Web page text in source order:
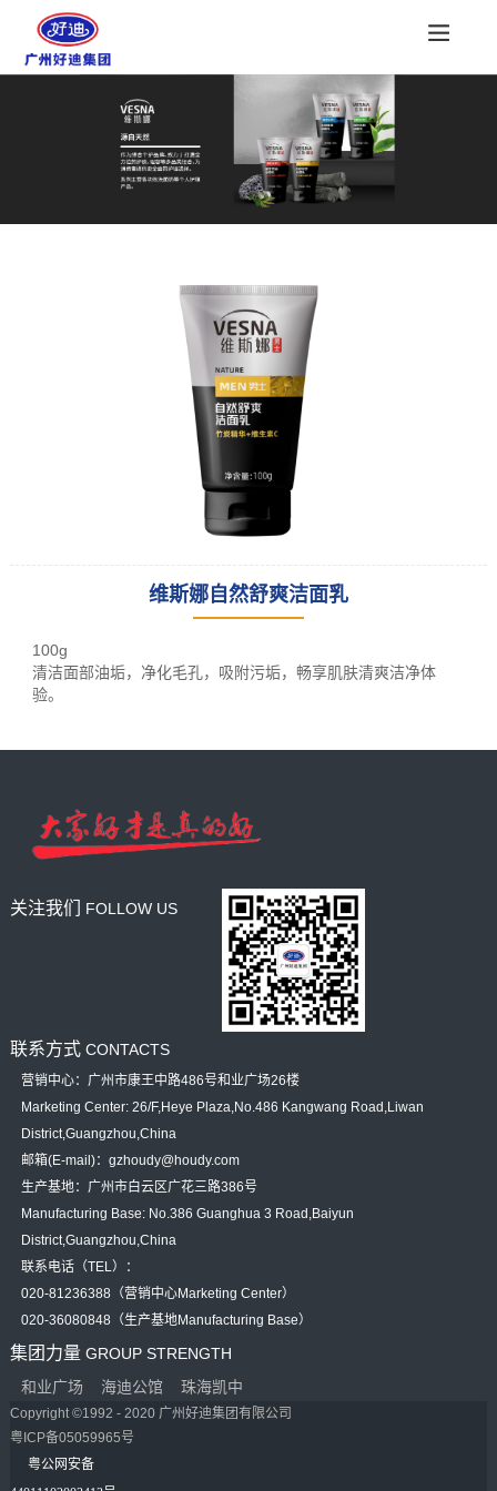
维斯娜自然舒爽洁面乳
and provider
100g
清洁面部油垢，净化毛孔，吸附污垢，畅享肌肤清爽洁净体
验。
关注我们 FOLLOW US
联系方式 CONTACTS
营销中心：广州市康王中路486号和业广场26楼
Marketing Center: 26/F,Heye Plaza,No.486 Kangwang Road,Liwan
District,Guangzhou,China
邮箱(E-mail)：gzhoudy@houdy.com
生产基地：广州市白云区广花三路386号
Manufacturing Base: No.386 Guanghua 3 Road,Baiyun
District,Guangzhou,China
联系电话（TEL）：
020-81236388（营销中心Marketing Center）
020-36080848（生产基地Manufacturing Base）
集团力量 GROUP STRENGTH
和业广场
海迪公馆 珠海凯中
Copyright ©1992 - 2020 广州好迪集团有限公司
粤ICP备05059965号
粤公网安备